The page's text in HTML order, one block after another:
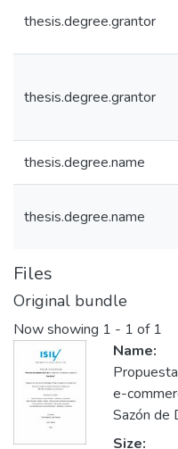
thesis.degree.grantor
thesis.degree.grantor
thesis.degree.name
thesis.degree.name
Files
Original bundle
Now showing 1 - 1 of 1
Name:
e-
Sazón de
Size: